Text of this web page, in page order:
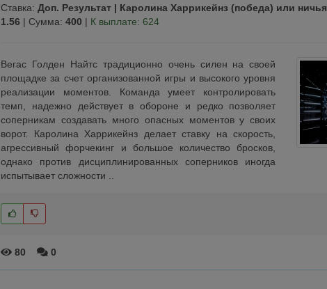
Ставка: Доп. Результат | Каролина Харрикейнз (победа) или ничья
1.56 | Сумма: 400 | К выплате: 624
Вегас Голден Найтс традиционно очень силен на своей
площадке за счет организованной игры и высокого уровня
реализации моментов. Команда умеет контролировать
темп, надежно действует в обороне и редко позволяет
соперникам создавать много опасных моментов у своих
ворот. Каролина Харрикейнз делает ставку на скорость,
агрессивный форчекинг и большое количество бросков,
однако против дисциплинированных соперников иногда
испытывает сложности ..
80 0